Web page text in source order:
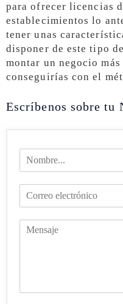
para ofrecer licencias
establecimientos lo
tener unas
disponer de este tipo
montar un negocio
conseguirías con el
Escríbenos sobre tu